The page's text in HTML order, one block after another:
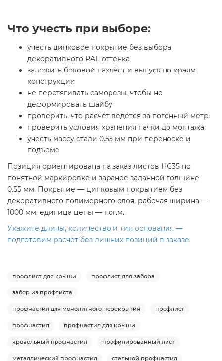
Что учесть при выборе:
учесть цинковое покрытие без выбора
декоративного RAL-оттенка
заложить боковой нахлёст и выпуск по краям
конструкции
не перетягивать саморезы, чтобы не
деформировать шайбу
проверить, что расчёт ведётся за погонный метр
проверить условия хранения пачки до монтажа
учесть массу стали 0.55 мм при переноске и
подъёме
Позиция ориентирована на заказ листов НС35 по
понятной маркировке и заранее заданной толщине
0.55 мм. Покрытие — цинковым покрытием без
декоративного полимерного слоя, рабочая ширина —
1000 мм, единица цены — пог.м.
Укажите длины, количество и тип основания —
подготовим расчёт без лишних позиций в заказе.
профлист для крыши профлист для забора
забор из профлиста
профнастил для монолитного перекрытия профлист
профнастил профнастил для крыши
кровельный профнастил профилированный лист
металлический профнастил стальной профнастил